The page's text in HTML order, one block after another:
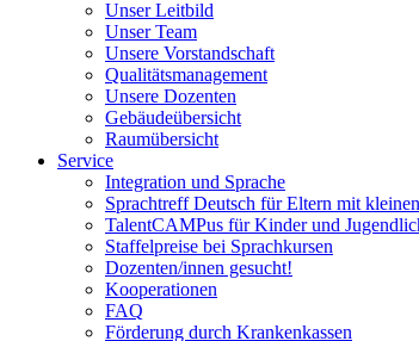
Unser Leitbild
Unser Team
Unsere Vorstandschaft
Qualitätsmanagement
Unsere Dozenten
Gebäudeübersicht
Raumübersicht
Service
Integration und Sprache
Sprachtreff Deutsch für Eltern mit
TalentCAMPus für Kinder und
Staffelpreise bei Sprachkursen
Dozenten/innen gesucht!
Kooperationen
FAQ
Förderung durch Krankenkassen